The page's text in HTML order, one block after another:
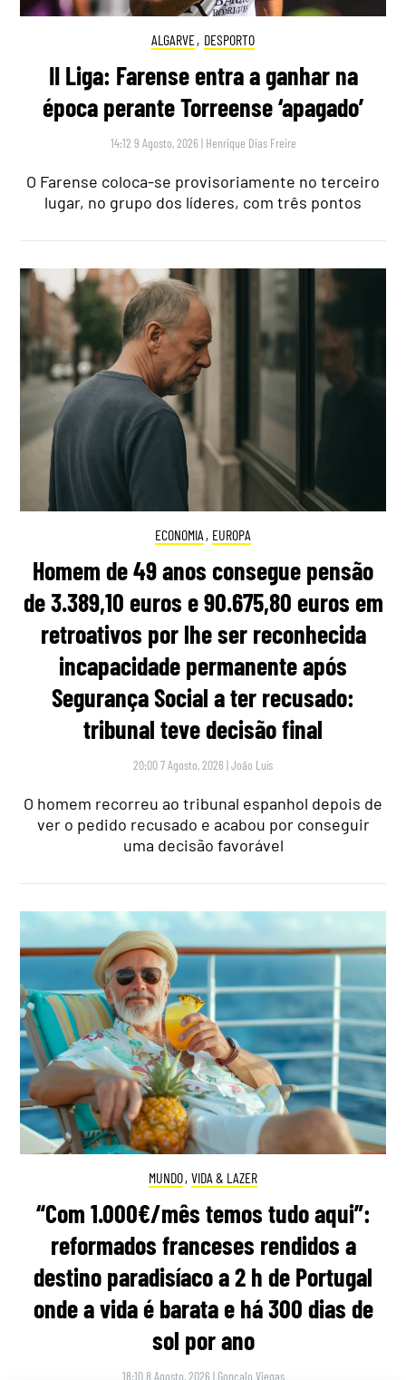
ALGARVE, DESPORTO
II Liga: Farense entra a ganhar na
época perante Torreense ‘apagado’
14:12 9 Agosto, 2026 | Henrique Dias Freire
O Farense coloca-se provisoriamente no terceiro
lugar, no grupo dos líderes, com três pontos
ECONOMIA , EUROPA
Homem de 49 anos consegue pensão
de 3.389,10 euros e 90.675,80 euros em
retroativos por lhe ser reconhecida
incapacidade permanente após
Segurança Social a ter recusado:
tribunal teve decisão final
20:00 7 Agosto, 2026 |João Luís
O homem recorreu ao tribunal espanhol depois de
ver o pedido recusado e acabou por conseguir
uma decisão favorável
MUNDO, VIDA & LAZER
“Com 1.000€/mês temos tudo aqui”:
reformados franceses rendidos a
destino paradisíaco a 2 h de Portugal
onde a vida é barata e há 300 dias de
sol por ano
18:10 8 Agosto, 2026 |Gonçalo Viegas